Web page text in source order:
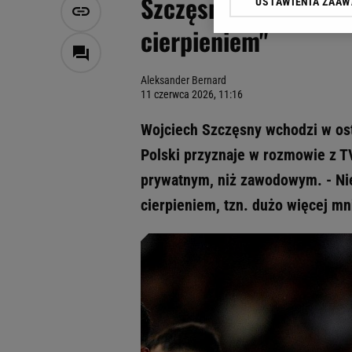
Szczęsny mówi
cierpieniem"
Aleksander Bernard
11 czerwca 2026, 11:16
Wojciech Szczęsny wchodzi w
Polski przyznaje w rozmowie z
prywatnym, niż zawodowym. -
cierpieniem, tzn. dużo więcej
Klikając „Akceptuję”
Zaufanych Partnerów i
dotyczące plików
odnośnik „Ustawienia
Użycie dokładnych
Przechowywanie
badnie odbiorców i